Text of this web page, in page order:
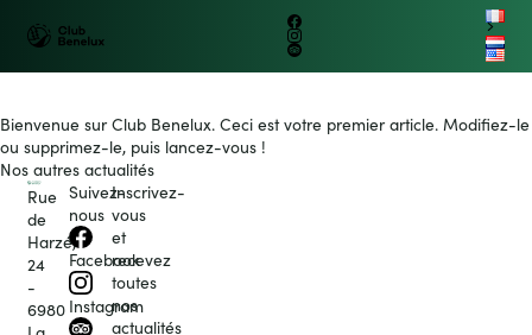
Gro
Be
Group
Petit train
touristique
Logo
Benelux
Facebook
Instagram
Tripadvisor
nl
en
Ouvrir/
menu
Bienvenue sur Club Benelux. Ceci est votre premier article. Modifiez-le
ou supprimez-le, puis lancez-vous !
Nos autres actualités
Rue
de
Harzé,
24
-
6980
Suivez-
nous
Facebook
Instagram
Inscrivez-
vous
et
recevez
toutes
nos
actualités